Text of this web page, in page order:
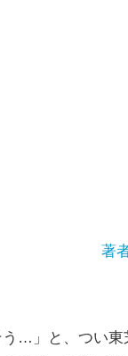
著
…」と、つい東